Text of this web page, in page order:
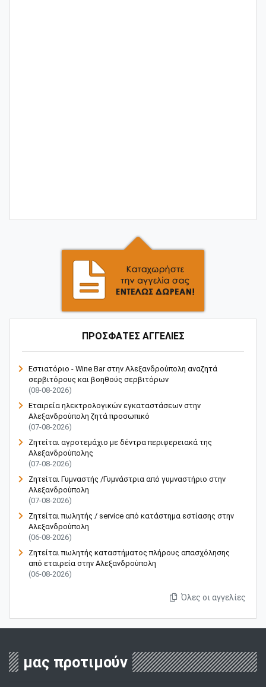
ΠΡΟΣΦΑΤΕΣ ΑΓΓΕΛΙΕΣ
Εστιατόριο - Wine Bar στην Αλεξανδρούπολη αναζητά
σερβιτόρους και βοηθούς σερβιτόρων
(08-08-2026)
Εταιρεία ηλεκτρολογικών εγκαταστάσεων στην
Αλεξανδρούπολη ζητά προσωπικό
(07-08-2026)
Ζητείται αγροτεμάχιο με δέντρα περιφερειακά της
Αλεξανδρούπολης
(07-08-2026)
Ζητείται Γυμναστής /Γυμνάστρια από γυμναστήριο στην
Αλεξανδρούπολη
(07-08-2026)
Ζητείται πωλητής / service από κατάστημα εστίασης στην
Αλεξανδρούπολη
(06-08-2026)
Ζητείται πωλητής καταστήματος πλήρους απασχόλησης
από εταιρεία στην Αλεξανδρούπολη
(06-08-2026)
Όλες οι αγγελίες
μας προτιμούν